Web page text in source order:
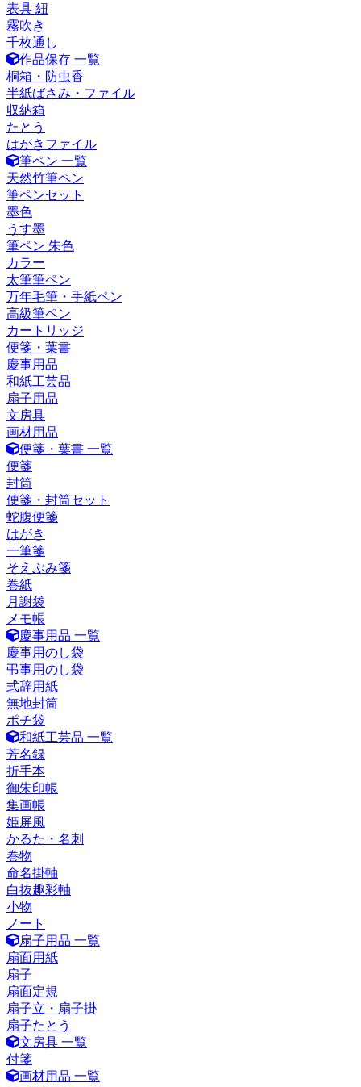
表具 紐
霧吹き
千枚通し
作品保存 一覧
桐箱・防虫香
半紙ばさみ・ファイル
収納箱
たとう
はがきファイル
筆ペン 一覧
天然竹筆ペン
筆ペンセット
墨色
うす墨
筆ペン 朱色
カラー
太筆筆ペン
万年毛筆・手紙ペン
高級筆ペン
カートリッジ
便箋・葉書
慶事用品
和紙工芸品
扇子用品
文房具
画材用品
便箋・葉書 一覧
便箋
封筒
便箋・封筒セット
蛇腹便箋
はがき
一筆箋
そえぶみ箋
巻紙
月謝袋
メモ帳
慶事用品 一覧
慶事用のし袋
弔事用のし袋
式辞用紙
無地封筒
ポチ袋
和紙工芸品 一覧
芳名録
折手本
御朱印帳
集画帳
姫屏風
かるた・名刺
巻物
命名掛軸
白抜趣彩軸
小物
ノート
扇子用品 一覧
扇面用紙
扇子
扇面定規
扇子立・扇子掛
扇子たとう
文房具 一覧
付箋
画材用品 一覧